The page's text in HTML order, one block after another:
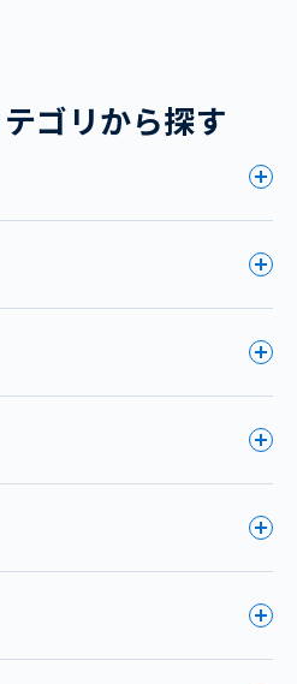
ゴリから探す